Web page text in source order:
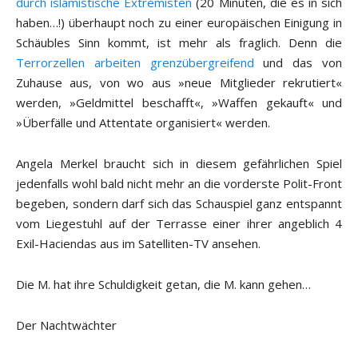
haben…!) überhaupt noch zu einer europäischen Einigung in
Schäubles Sinn kommt, ist mehr als fraglich. Denn die
Terrorzellen arbeiten grenzübergreifend und das von
Zuhause aus, von wo aus »neue Mitglieder rekrutiert«
werden, »Geldmittel beschafft«, »Waffen gekauft« und
»Überfälle und Attentate organisiert« werden.
Angela Merkel braucht sich in diesem gefährlichen Spiel
jedenfalls wohl bald nicht mehr an die vorderste Polit-Front
begeben, sondern darf sich das Schauspiel ganz entspannt
vom Liegestuhl auf der Terrasse einer ihrer angeblich 4
Exil-Haciendas aus im Satelliten-TV ansehen.
Die M. hat ihre Schuldigkeit getan, die M. kann gehen…
Der Nachtwächter